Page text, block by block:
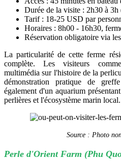
Durée de la visite : 2h30 à
Tarif : 18-25 USD par
Horaires : 8h00 - 16h30,
Réservation obligatoire via
La particularité de cette ferme
complète. Les visiteurs
multimédia sur l'histoire de la
démonstration pratique de
également d'un aquarium
perlières et l'écosystème marin local.
Source : Photo
Perle d'Orient Farm (Phu